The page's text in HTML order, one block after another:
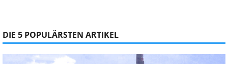
DIE 5 POPULÄRSTEN ARTIKEL